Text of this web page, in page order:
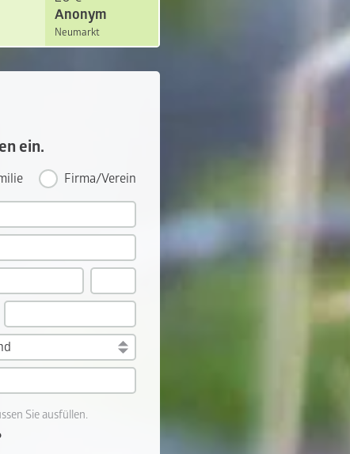
Anonym
Neumarkt
ein.
Firma/Verein
Sie ausfüllen.